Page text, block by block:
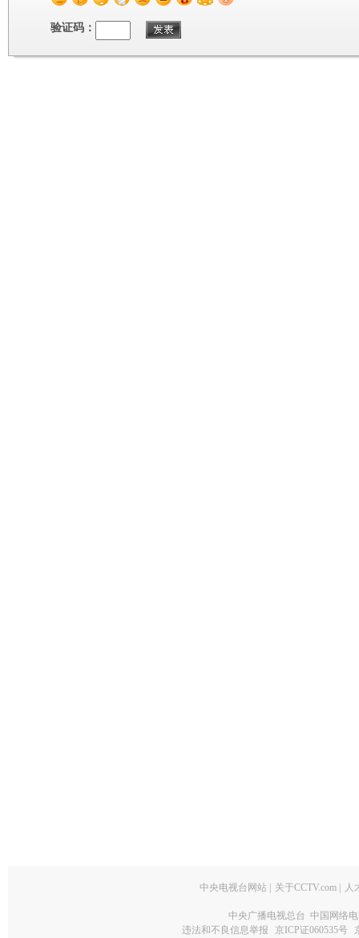
验证码：
中央电视台网站 关于CCTV.com 人
中央广播电视总台 中国网络
违法和不良信息举报
京ICP证060535号